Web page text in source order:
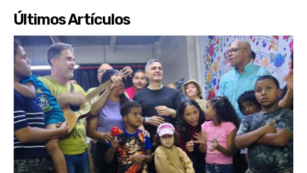
Últimos Artículos